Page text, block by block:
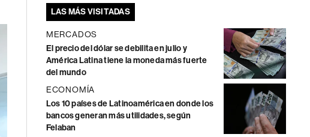
LAS MÁS VISITADAS
MERCADOS
El precio del dólar se debilita en julio y
América Latina tiene la moneda más fuerte
del mundo
ECONOMÍA
Los 10 países de Latinoamérica en donde los
bancos generan más utilidades, según
Felaban